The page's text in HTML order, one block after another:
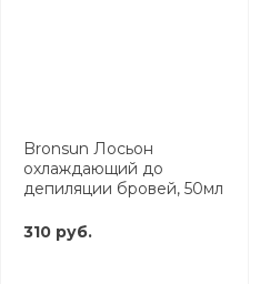
Bronsun Лосьон
охлаждающий до
депиляции бровей, 50мл
310 руб.